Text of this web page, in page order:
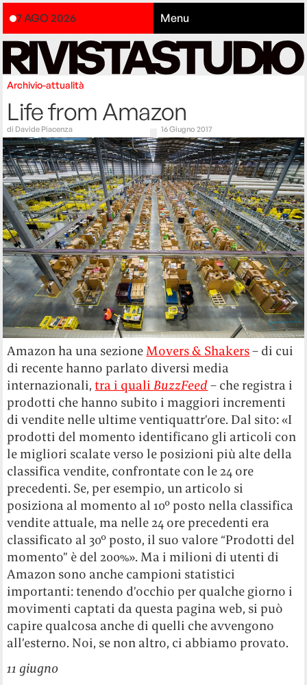
7 AGO 2026 Menu
Archivio-attualità
Life from Amazon
di Davide Piacenza 16 Giugno 2017
Amazon ha una sezioneMovers& Shakers– di cui
di recente hanno parlato diversi media
internazionali,tra i qualiBuzzFeed– che registra i
prodotti che hanno subito i maggiori incrementi
di vendite nelle ultime ventiquattr’ore. Dal sito: «I
prodotti del momento identificano gli articoli con
le migliori scalate verso le posizioni più alte della
classifica vendite, confrontate con le 24 ore
precedenti. Se, per esempio, un articolo si
posiziona al momento al 10° posto nella classifica
vendite attuale, ma nelle 24 ore precedenti era
classificato al 30° posto, il suo valore “Prodotti del
momento” è del 200%». Ma i milioni di utenti di
Amazon sono anche campioni statistici
importanti: tenendo d’occhio per qualche giorno i
movimenti captati da questa pagina web, si può
capire qualcosa anche di quelli che avvengono
all’esterno. Noi, se non altro, ci abbiamo provato.
11 giugno